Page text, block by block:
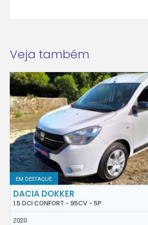
Veja também
EM DESTAQUE
DACIA DOKKER
1.5 DCI CONFORT - 95CV - 5P
2020